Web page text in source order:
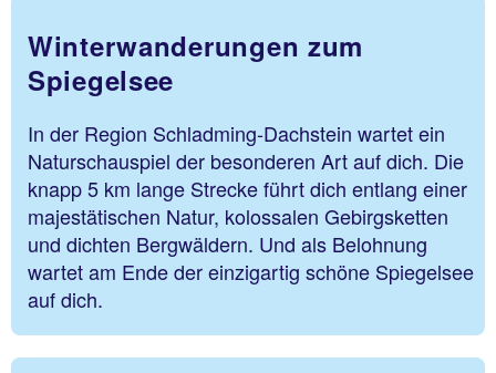
Winterwanderungen zum
Spiegelsee
In der Region Schladming-Dachstein wartet ein
Naturschauspiel der besonderen Art auf dich. Die
knapp 5 km lange Strecke führt dich entlang einer
majestätischen Natur, kolossalen Gebirgsketten
und dichten Bergwäldern. Und als Belohnung
wartet am Ende der einzigartig schöne Spiegelsee
auf dich.